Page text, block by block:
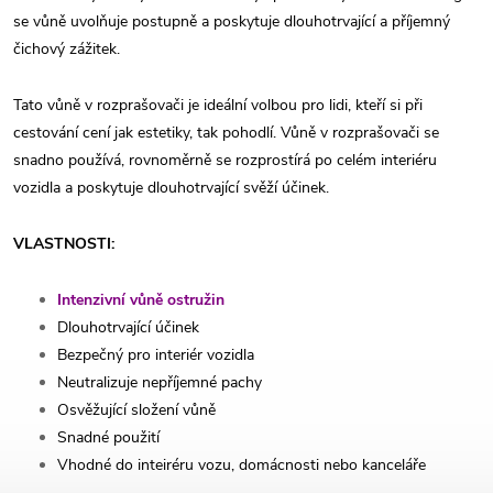
se vůně uvolňuje postupně a poskytuje dlouhotrvající a příjemný
čichový zážitek.
Tato vůně v rozprašovači je ideální volbou pro lidi, kteří si při
cestování cení jak estetiky, tak pohodlí. Vůně v rozprašovači se
snadno používá, rovnoměrně se rozprostírá po celém interiéru
vozidla a poskytuje dlouhotrvající svěží účinek.
VLASTNOSTI:
Intenzivní vůně ostružin
Dlouhotrvající účinek
Bezpečný pro interiér vozidla
Neutralizuje nepříjemné pachy
Osvěžující složení vůně
Snadné použití
Vhodné do inteiréru vozu, domácnosti nebo kanceláře